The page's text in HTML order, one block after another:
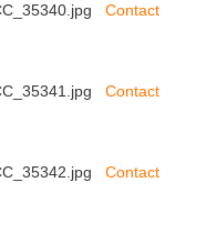
Contact
Contact
Contact